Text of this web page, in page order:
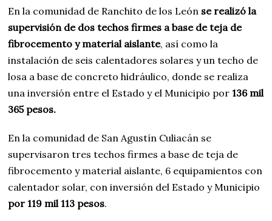
En la comunidad de Ranchito de los León se realizó la
supervisión de dos techos firmes a base de teja de
fibrocemento y material aislante, así como la
instalación de seis calentadores solares y un techo de
losa a base de concreto hidráulico, donde se realiza
una inversión entre el Estado y el Municipio por136 mil
365 pesos.
En la comunidad de San Agustín Culiacán se
supervisaron tres techos firmes a base de teja de
fibrocemento y material aislante, 6 equipamientos con
calentador solar, con inversión del Estado y Municipio
por 119 mil 113 pesos.